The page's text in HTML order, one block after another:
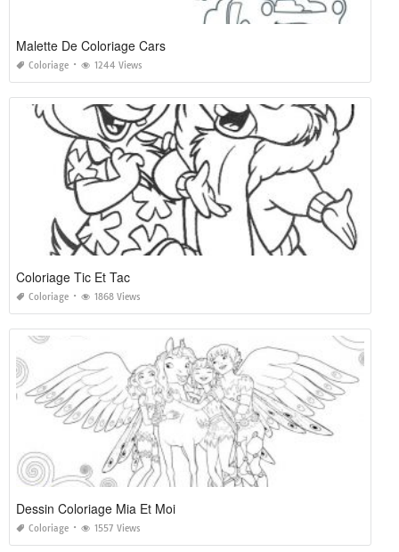
Malette De Coloriage Cars
Coloriage 1244 Views
Coloriage Tic Et Tac
Coloriage 1868 Views
Dessin Coloriage Mia Et Moi
Coloriage 1557 Views